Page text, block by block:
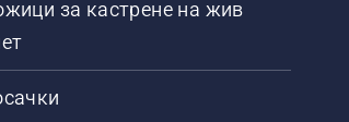
за кастрене на жив